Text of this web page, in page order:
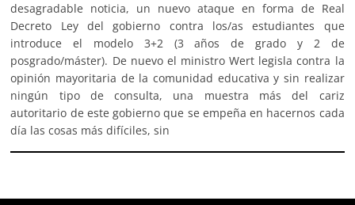
desagradable noticia, un nuevo ataque en forma de Real
Decreto Ley del gobierno contra los/as estudiantes que
introduce el modelo 3+2 (3 años de grado y 2 de
posgrado/máster). De nuevo el ministro Wert legisla contra la
opinión mayoritaria de la comunidad educativa y sin realizar
ningún tipo de consulta, una muestra más del cariz
autoritario de este gobierno que se empeña en hacernos cada
día las cosas más difíciles, sin